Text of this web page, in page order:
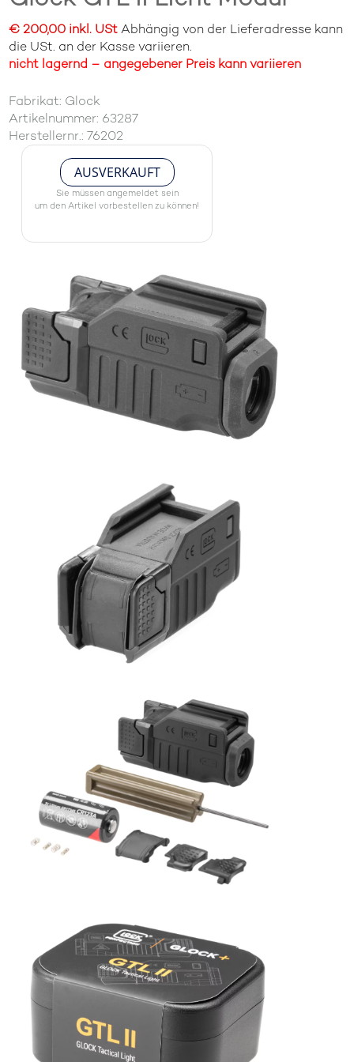
€ 200,00 inkl. UStAbhängig von der Lieferadresse kann
die USt. an der Kasse variieren.
nicht lagernd – angegebener Preis kann variieren
Fabrikat: Glock
Artikelnummer: 63287
Herstellernr.: 76202
AUSVERKAUFT
Sie müssen angemeldet sein
um den Artikel vorbestellen zu können!